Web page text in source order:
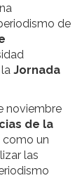
de
Jornada
noviembre
de la
como un
las